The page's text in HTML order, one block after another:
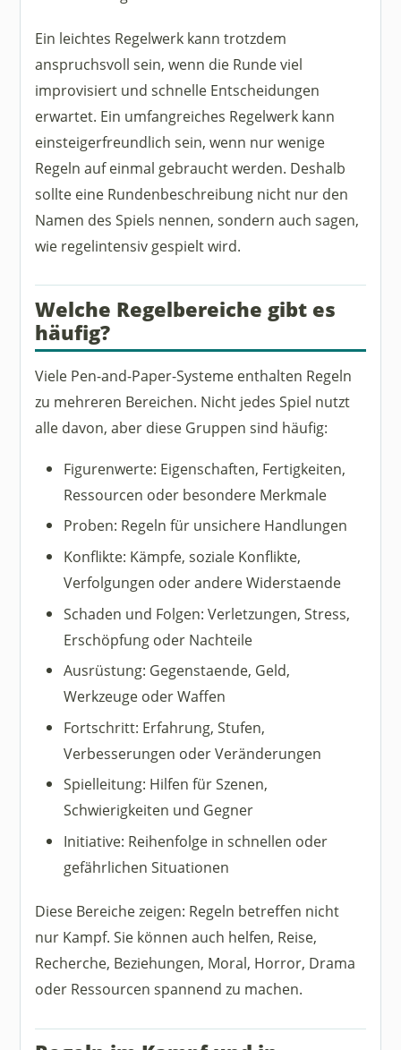
Ein leichtes Regelwerk kann trotzdem
anspruchsvoll sein, wenn die Runde viel
improvisiert und schnelle Entscheidungen
erwartet. Ein umfangreiches Regelwerk kann
einsteigerfreundlich sein, wenn nur wenige
Regeln auf einmal gebraucht werden. Deshalb
sollte eine Rundenbeschreibung nicht nur den
Namen des Spiels nennen, sondern auch sagen,
wie regelintensiv gespielt wird.
Welche Regelbereiche gibt es
häufig?
Viele Pen-and-Paper-Systeme enthalten Regeln
zu mehreren Bereichen. Nicht jedes Spiel nutzt
alle davon, aber diese Gruppen sind häufig:
Figurenwerte: Eigenschaften, Fertigkeiten,
Ressourcen oder besondere Merkmale
Proben: Regeln für unsichere Handlungen
Konflikte: Kämpfe, soziale Konflikte,
Verfolgungen oder andere Widerstaende
Schaden und Folgen: Verletzungen, Stress,
Erschöpfung oder Nachteile
Ausrüstung: Gegenstaende, Geld,
Werkzeuge oder Waffen
Fortschritt: Erfahrung, Stufen,
Verbesserungen oder Veränderungen
Spielleitung: Hilfen für Szenen,
Schwierigkeiten und Gegner
Initiative: Reihenfolge in schnellen oder
gefährlichen Situationen
Diese Bereiche zeigen: Regeln betreffen nicht
nur Kampf. Sie können auch helfen, Reise,
Recherche, Beziehungen, Moral, Horror, Drama
oder Ressourcen spannend zu machen.